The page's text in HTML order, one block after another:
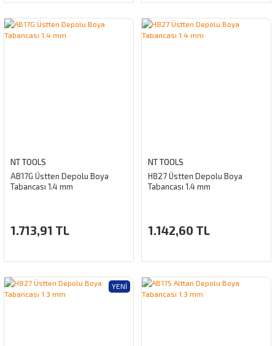
NT TOOLS
AB17G Üstten Depolu Boya
Tabancası 1.4 mm
1.713,91 TL
NT TOOLS
H827 Üstten Depolu Boya
Tabancası 1.4 mm
1.142,60 TL
YENI